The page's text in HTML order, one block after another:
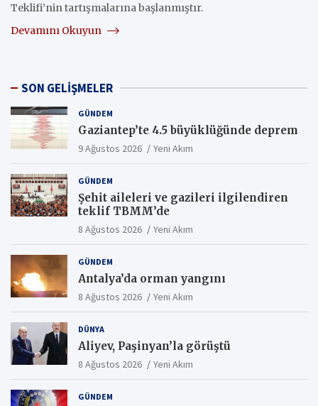
Teklifi’nin tartışmalarına başlanmıştır.
Devamını Okuyun
SON GELİŞMELER
GÜNDEM
Gaziantep’te 4.5 büyüklüğünde deprem
9 Ağustos 2026 Yeni Akım
GÜNDEM
Şehit aileleri ve gazileri ilgilendiren
teklif TBMM’de
8 Ağustos 2026 Yeni Akım
GÜNDEM
Antalya’da orman yangını
8 Ağustos 2026 Yeni Akım
DÜNYA
Aliyev, Paşinyan’la görüştü
8 Ağustos 2026 Yeni Akım
GÜNDEM